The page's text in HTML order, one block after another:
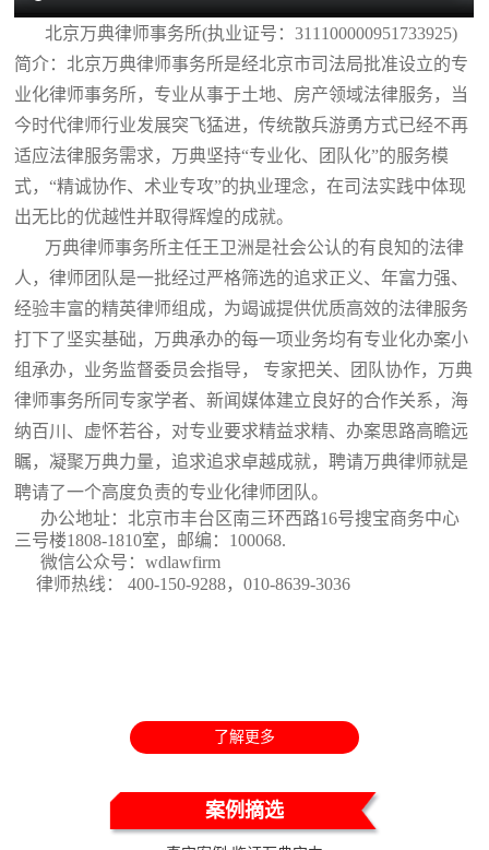
北京万典律师事务所(执业证号：311100000951733925)
简介：北京万典律师事务所是经北京市司法局批准设立的专
业化律师事务所，专业从事于土地、房产领域法律服务，当
今时代律师行业发展突飞猛进，传统散兵游勇方式已经不再
适应法律服务需求，万典坚持“专业化、团队化”的服务模
式，“精诚协作、术业专攻”的执业理念，在司法实践中体现
出无比的优越性并取得辉煌的成就。
万典律师事务所主任王卫洲是社会公认的有良知的法律
人，律师团队是一批经过严格筛选的追求正义、年富力强、
经验丰富的精英律师组成，为竭诚提供优质高效的法律服务
打下了坚实基础，万典承办的每一项业务均有专业化办案小
组承办，业务监督委员会指导， 专家把关、团队协作，万典
律师事务所同专家学者、新闻媒体建立良好的合作关系，海
纳百川、虚怀若谷，对专业要求精益求精、办案思路高瞻远
瞩，凝聚万典力量，追求追求卓越成就，聘请万典律师就是
聘请了一个高度负责的专业化律师团队。
办公地址：北京市丰台区南三环西路16号搜宝商务中心
三号楼1808-1810室 ，邮编：100068.
微信公众号：wdlawfirm
律师热线： 400-150-9288，010-8639-3036
了解更多
案例摘选